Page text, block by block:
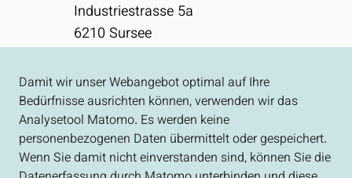
Industriestrasse 5a
6210 Sursee
031 310 50 80
info[at]ecoptima.ch
Impressum
Damit wir unser Webangebot optimal auf Ihre
Bedürfnisse ausrichten können, verwenden wir das
Analysetool Matomo. Es werden keine
personenbezogenen Daten übermittelt oder gespeichert.
Wenn Sie damit nicht einverstanden sind, können Sie die